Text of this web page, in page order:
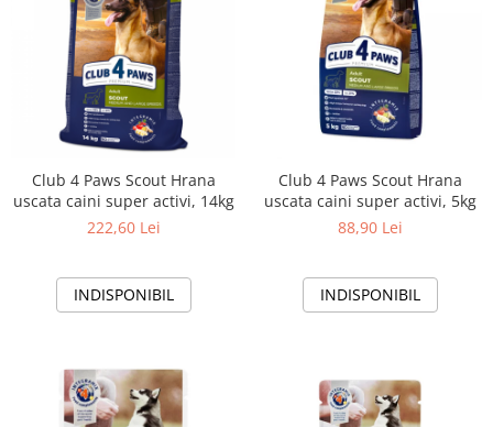
Club 4 Paws Scout Hrana
uscata caini super activi, 14kg
222,60 Lei
INDISPONIBIL
Club 4 Paws Scout Hrana
uscata caini super activi, 5kg
88,90 Lei
INDISPONIBIL